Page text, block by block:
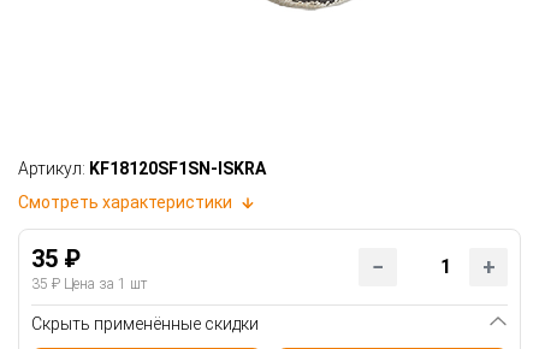
Артикул: KF18120SF1SN-ISKRA
Смотреть характеристики
35 ₽
35 ₽ Цена за 1 шт
Скрыть применённые скидки